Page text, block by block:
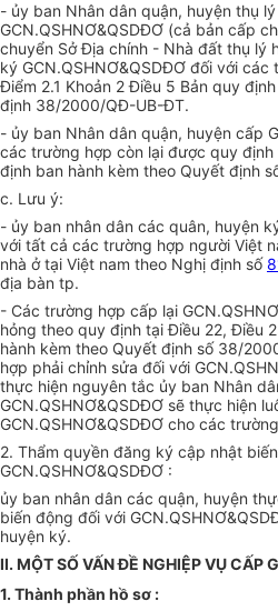
- ủy ban Nhân dân quận, huyện thụ
GCN.QSHNƠ&QSDĐƠ (cả bản cấp
chuyển Sở Địa chính - Nhà đất thụ lý
ký GCN.QSHNƠ&QSDĐƠ đối với
Điểm 2.1 Khoản 2 Điều 5 Bản quy
định 38/2000/QĐ-UB-ĐT.
- ủy ban Nhân dân quận, huyện cấp
các trường hợp còn lại được quy định
định ban hành kèm theo Quyết định
c. Lưu ý:
- ủy ban nhân dân các quân, huyện
với tất cả các trường hợp người Việt
nhà ở tại Việt nam theo Nghị định số
địa bàn tp.
- Các trường hợp cấp lại
hỏng theo quy định tại Điều 22, Điều
hành kèm theo Quyết định số 38/
hợp phải chỉnh sửa đối với
thực hiện nguyên tắc ủy ban Nhân
GCN.QSHNƠ&QSDĐƠ sẽ thực hiện
GCN.QSHNƠ&QSDĐƠ cho các
2. Thẩm quyền đăng ký cập nhật
GCN.QSHNƠ&QSDĐƠ :
ủy ban nhân dân các quận, huyện
biến động đối với
huyện ký.
II. MỘT SỐ VẤN ĐỀ NGHIỆP VỤ CẤP
1. Thành phần hồ sơ :